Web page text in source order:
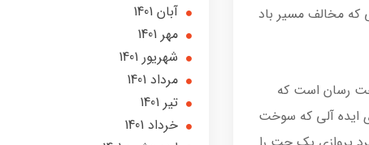
که مخالف مسیر باد
رسان است که
ایده آلی که سوخت
آبان 1401
مهر 1401
شهریور 1401
مرداد 1401
تير 1401
خرداد 1401